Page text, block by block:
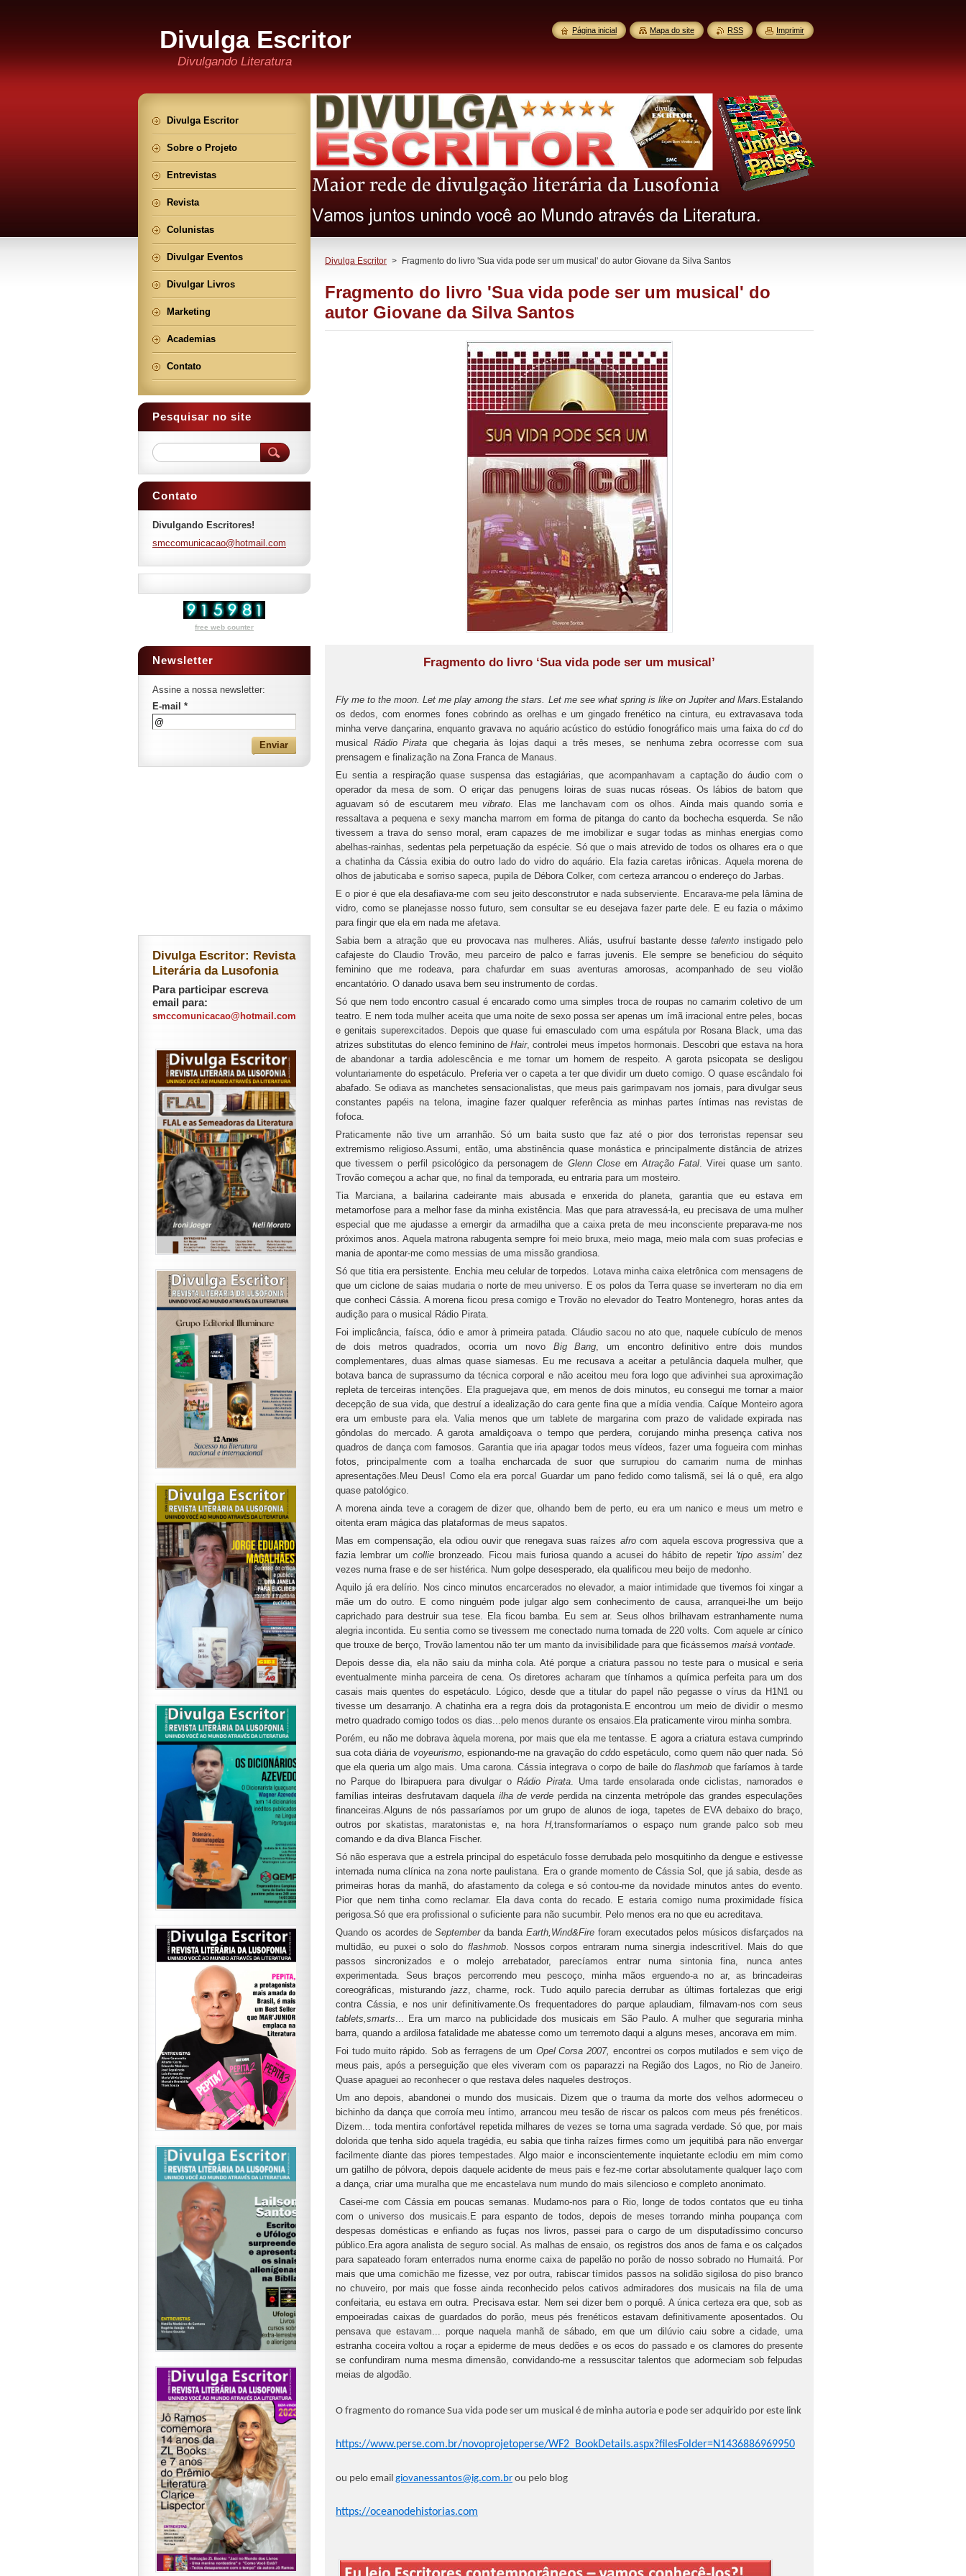
Divulga Escritor
Divulgando Literatura
Divulga Escritor > Fragmento do livro 'Sua vida pode ser um musical' do autor Giovane da Silva Santos
Fragmento do livro 'Sua vida pode ser um musical' do
autor Giovane da Silva Santos
Fragmento do livro ‘Sua vida pode ser um musical’
Fly me to the moon. Let me play among the stars. Let me see what spring is like on Jupiter and Mars. Estalando
os dedos, com enormes fones cobrindo as orelhas e um gingado frenético na cintura, eu extravasava toda
minha verve dançarina, enquanto gravava no aquário acústico do estúdio fonográfico mais uma faixa docddo
musical Rádio Pirata que chegaria às lojas daqui a três meses, se nenhuma zebra ocorresse com sua
prensagem e finalização na Zona Franca de Manaus.
Eu sentia a respiração quase suspensa das estagiárias, que acompanhavam a captação do áudio com o
operador da mesa de som. O eriçar das penugens loiras de suas nucas róseas. Os lábios de batom que
aguavam só de escutarem meu vibrato. Elas me lanchavam com os olhos. Ainda mais quando sorria e
ressaltava a pequena e sexy mancha marrom em forma de pitanga do canto da bochecha esquerda. Se não
tivessem a trava do senso moral, eram capazes de me imobilizar e sugar todas as minhas energias como
abelhas-rainhas, sedentas pela perpetuação da espécie. Só que o mais atrevido de todos os olhares era o que
a chatinha da Cássia exibia do outro lado do vidro do aquário. Ela fazia caretas irônicas. Aquela morena de
olhos de jabuticaba e sorriso sapeca, pupila de Débora Colker, com certeza arrancou o endereço do Jarbas.
E o pior é que ela desafiava-me com seu jeito desconstrutor e nada subserviente. Encarava-me pela lâmina de
vidro, como se planejasse nosso futuro, sem consultar se eu desejava fazer parte dele. E eu fazia o máximo
para fingir que ela em nada me afetava.
Sabia bem a atração que eu provocava nas mulheres. Aliás, usufruí bastante dessetalento instigado pelo
cafajeste do Claudio Trovão, meu parceiro de palco e farras juvenis. Ele sempre se beneficiou do séquito
feminino que me rodeava, para chafurdar em suas aventuras amorosas, acompanhado de seu violão
encantatório. O danado usava bem seu instrumento de cordas.
Só que nem todo encontro casual é encarado como uma simples troca de roupas no camarim coletivo de um
teatro. E nem toda mulher aceita que uma noite de sexo possa ser apenas um ímã irracional entre peles, bocas
e genitais superexcitados. Depois que quase fui emasculado com uma espátula por Rosana Black, uma das
atrizes substitutas do elenco feminino deHair, controlei meus ímpetos hormonais. Descobri que estava na hora
de abandonar a tardia adolescência e me tornar um homem de respeito. A garota psicopata se desligou
voluntariamente do espetáculo. Preferia ver o capeta a ter que dividir um dueto comigo. O quase escândalo foi
abafado. Se odiava as manchetes sensacionalistas, que meus pais garimpavam nos jornais, para divulgar seus
constantes papéis na telona, imagine fazer qualquer referência as minhas partes íntimas nas revistas de
fofoca.
Praticamente não tive um arranhão. Só um baita susto que faz até o pior dos terroristas repensar seu
extremismo religioso.Assumi, então, uma abstinência quase monástica e principalmente distância de atrizes
que tivessem o perfil psicológico da personagem de Glenn CloseemAtração Fatal. Virei quase um santo.
Trovão começou a achar que, no final da temporada, eu entraria para um mosteiro.
Tia Marciana, a bailarina cadeirante mais abusada e enxerida do planeta, garantia que eu estava em
metamorfose para a melhor fase da minha existência. Mas que para atravessá-la, eu precisava de uma mulher
especial que me ajudasse a emergir da armadilha que a caixa preta de meu inconsciente preparava-me nos
próximos anos. Aquela matrona rabugenta sempre foi meio bruxa, meio maga, meio mala com suas profecias e
mania de apontar-me como messias de uma missão grandiosa.
Só que titia era persistente. Enchia meu celular de torpedos. Lotava minha caixa eletrônica com mensagens de
que um ciclone de saias mudaria o norte de meu universo. E os polos da Terra quase se inverteram no dia em
que conheci Cássia. A morena ficou presa comigo e Trovão no elevador do Teatro Montenegro, horas antes da
audição para o musical Rádio Pirata.
Foi implicância, faísca, ódio e amor à primeira patada. Cláudio sacou no ato que, naquele cubículo de menos
de dois metros quadrados, ocorria um novo Big Bang, um encontro definitivo entre dois mundos
complementares, duas almas quase siamesas. Eu me recusava a aceitar a petulância daquela mulher, que
botava banca de suprassumo da técnica corporal e não aceitou meu fora logo que adivinhei sua aproximação
repleta de terceiras intenções. Ela praguejava que, em menos de dois minutos, eu consegui me tornar a maior
decepção de sua vida, que destruí a idealização do cara gente fina que a mídia vendia. Caíque Monteiro agora
era um embuste para ela. Valia menos que um tablete de margarina com prazo de validade expirada nas
gôndolas do mercado. A garota amaldiçoava o tempo que perdera, corujando minha presença cativa nos
quadros de dança com famosos. Garantia que iria apagar todos meus vídeos, fazer uma fogueira com minhas
fotos, principalmente com a toalha encharcada de suor que surrupiou do camarim numa de minhas
apresentações.Meu Deus! Como ela era porca! Guardar um pano fedido como talismã, sei lá o quê, era algo
quase patológico.
A morena ainda teve a coragem de dizer que, olhando bem de perto, eu era um nanico e meus um metro e
oitenta eram mágica das plataformas de meus sapatos.
Mas em compensação, ela odiou ouvir que renegava suas raízes afrocom aquela escova progressiva que a
fazia lembrar um colliebronzeado. Ficou mais furiosa quando a acusei do hábito de repetir 'tipo assim'dez
vezes numa frase e de ser histérica. Num golpe desesperado, ela qualificou meu beijo de medonho.
Aquilo já era delírio. Nos cinco minutos encarcerados no elevador, a maior intimidade que tivemos foi xingar a
mãe um do outro. E como ninguém pode julgar algo sem conhecimento de causa, arranquei-lhe um beijo
caprichado para destruir sua tese. Ela ficou bamba. Eu sem ar. Seus olhos brilhavam estranhamente numa
alegria incontida. Eu sentia como se tivessem me conectado numa tomada de 220 volts. Com aquele ar cínico
que trouxe de berço, Trovão lamentou não ter um manto da invisibilidade para que ficássemos maisà vontade.
Depois desse dia, ela não saiu da minha cola. Até porque a criatura passou no teste para o musical e seria
eventualmente minha parceira de cena. Os diretores acharam que tínhamos a química perfeita para um dos
casais mais quentes do espetáculo. Lógico, desde que a titular do papel não pegasse o vírus da H1N1 ou
tivesse um desarranjo. A chatinha era a regra dois da protagonista.E encontrou um meio de dividir o mesmo
metro quadrado comigo todos os dias...pelo menos durante os ensaios.Ela praticamente virou minha sombra.
Porém, eu não me dobrava àquela morena, por mais que ela me tentasse. E agora a criatura estava cumprindo
sua cota diária de voyeurismo, espionando-me na gravação docddo espetáculo, como quem não quer nada. Só
que ela queria um algo mais. Uma carona. Cássia integrava o corpo de baile doflashmob que faríamos à tarde
no Parque do Ibirapuera para divulgar oRádio Pirata. Uma tarde ensolarada onde ciclistas, namorados e
famílias inteiras desfrutavam daquela ilha de verde perdida na cinzenta metrópole das grandes especulações
financeiras.Alguns de nós passaríamos por um grupo de alunos de ioga, tapetes de EVA debaixo do braço,
outros por skatistas, maratonistas e, na hora H,transformaríamos o espaço num grande palco sob meu
comando e da diva Blanca Fischer.
Só não esperava que a estrela principal do espetáculo fosse derrubada pelo mosquitinho da dengue e estivesse
internada numa clínica na zona norte paulistana. Era o grande momento de Cássia Sol, que já sabia, desde as
primeiras horas da manhã, do afastamento da colega e só contou-me da novidade minutos antes do evento.
Pior que nem tinha como reclamar. Ela dava conta do recado. E estaria comigo numa proximidade física
perigosa.Só que era profissional o suficiente para não sucumbir. Pelo menos era no que eu acreditava.
Quando os acordes deSeptemberda banda Earth,Wind&Fireforam executados pelos músicos disfarçados na
multidão, eu puxei o solo do flashmob. Nossos corpos entraram numa sinergia indescritível. Mais do que
passos sincronizados e o molejo arrebatador, parecíamos entrar numa sintonia fina, nunca antes
experimentada. Seus braços percorrendo meu pescoço, minha mãos erguendo-a no ar, as brincadeiras
coreográficas, misturando jazz, charme, rock. Tudo aquilo parecia derrubar as últimas fortalezas que erigi
contra Cássia, e nos unir definitivamente.Os frequentadores do parque aplaudiam, filmavam-nos com seus
tablets,smarts... Era um marco na publicidade dos musicais em São Paulo. A mulher que seguraria minha
barra, quando a ardilosa fatalidade me abatesse como um terremoto daqui a alguns meses, ancorava em mim.
Foi tudo muito rápido. Sob as ferragens de um Opel Corsa 2007, encontrei os corpos mutilados e sem viço de
meus pais, após a perseguição que eles viveram com os paparazzi na Região dos Lagos, no Rio de Janeiro.
Quase apaguei ao reconhecer o que restava deles naqueles destroços.
Um ano depois, abandonei o mundo dos musicais. Dizem que o trauma da morte dos velhos adormeceu o
bichinho da dança que corroía meu íntimo, arrancou meu tesão de riscar os palcos com meus pés frenéticos.
Dizem... toda mentira confortável repetida milhares de vezes se torna uma sagrada verdade. Só que, por mais
dolorida que tenha sido aquela tragédia, eu sabia que tinha raízes firmes como um jequitibá para não envergar
facilmente diante das piores tempestades. Algo maior e inconscientemente inquietante eclodiu em mim como
um gatilho de pólvora, depois daquele acidente de meus pais e fez-me cortar absolutamente qualquer laço com
a dança, criar uma muralha que me encastelava num mundo do mais silencioso e completo anonimato.
Casei-me com Cássia em poucas semanas. Mudamo-nos para o Rio, longe de todos contatos que eu tinha
com o universo dos musicais.E para espanto de todos, depois de meses torrando minha poupança com
despesas domésticas e enfiando as fuças nos livros, passei para o cargo de um disputadíssimo concurso
público.Era agora analista de seguro social. As malhas de ensaio, os registros dos anos de fama e os calçados
para sapateado foram enterrados numa enorme caixa de papelão no porão de nosso sobrado no Humaitá. Por
mais que uma comichão me fizesse, vez por outra, rabiscar tímidos passos na solidão sigilosa do piso branco
no chuveiro, por mais que fosse ainda reconhecido pelos cativos admiradores dos musicais na fila de uma
confeitaria, eu estava em outra. Precisava estar. Nem sei dizer bem o porquê. A única certeza era que, sob as
empoeiradas caixas de guardados do porão, meus pés frenéticos estavam definitivamente aposentados. Ou
pensava que estavam... porque naquela manhã de sábado, em que um dilúvio caiu sobre a cidade, uma
estranha coceira voltou a roçar a epiderme de meus dedões e os ecos do passado e os clamores do presente
se confundiram numa mesma dimensão, convidando-me a ressuscitar talentos que adormeciam sob felpudas
meias de algodão.
O fragmento do romance Sua vida pode ser um musical é de minha autoria e pode ser adquirido por este link
https://www.perse.com.br/novoprojetoperse/WF2_BookDetails.aspx?filesFolder=N1436886969950
ou pelo email giovanessantos@ig.com.br ou pelo blog
https://oceanodehistorias.com
Divulga Escritor
Sobre o Projeto
Entrevistas
Revista
Colunistas
Divulgar Eventos
Divulgar Livros
Marketing
Academias
Contato
Pesquisar no site
Contato
Divulgando Escritores!
smccomunicacao@hotmail.com
free web counter
Newsletter
Assine a nossa newsletter:
E-mail *
Divulga Escritor: Revista
Literária da Lusofonia
Para participar escreva
email para:
smccomunicacao@hotmail.com
Página inicial Mapa do site RSS Imprimir